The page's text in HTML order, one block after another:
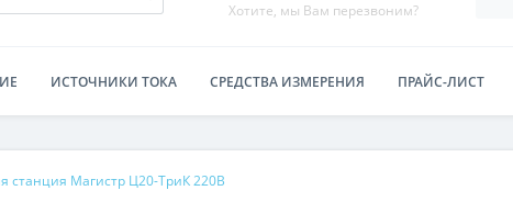
Хотите, мы Вам перезвоним?
ИСТОЧНИКИ ТОКА СРЕДСТВА ИЗМЕРЕНИЯ ПРАЙС-ЛИСТ
станция Магистр Ц20-ТриК 220В